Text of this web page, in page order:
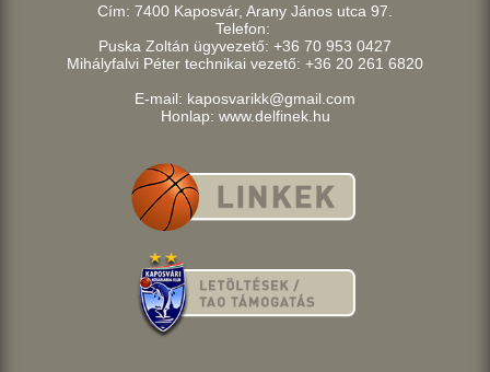
Cím: 7400 Kaposvár, Arany János utca 97.
Telefon:
Puska Zoltán ügyvezető: +36 70 953 0427
Mihályfalvi Péter technikai vezető: +36 20 261 6820
E-mail: kaposvarikk@gmail.com
Honlap: www.delfinek.hu